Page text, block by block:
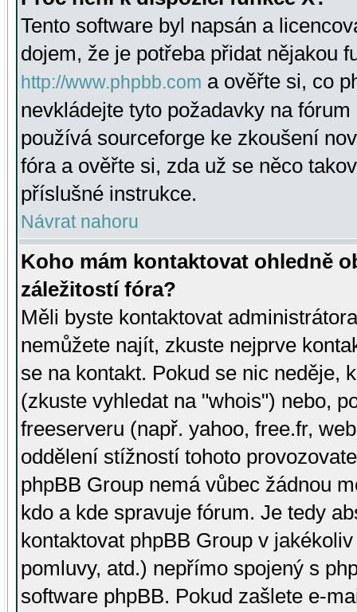
Tento software byl napsán a
dojem, že je potřeba přidat nějakou
http://www.phpbb.com a ověřte si, co
nevkládejte tyto požadavky na
používá sourceforge ke zkoušení
fóra a ověřte si, zda už se něco
příslušné instrukce.
Návrat nahoru
Koho mám kontaktovat ohledně
záležitostí fóra?
Měli byste kontaktovat
nemůžete najít, zkuste nejprve
se na kontakt. Pokud se nic neděje,
(zkuste vyhledat na "whois") nebo,
freeserveru (např. yahoo, free.fr,
oddělení stížností tohoto
phpBB Group nemá vůbec žádnou
kdo a kde spravuje fórum. Je tedy
kontaktovat phpBB Group v
pomluvy, atd.) nepřímo spojený s
software phpBB. Pokud zašlete e-